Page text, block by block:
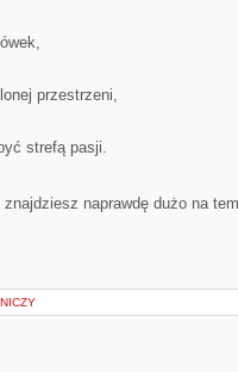
przestrzeni,
strefą pasji.
naprawdę dużo na